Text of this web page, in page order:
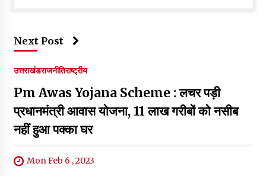
Next Post
उत्तराखंडराजनीतिराष्ट्रीय
Pm Awas Yojana Scheme : लचर पड़ी
प्रधानमंत्री आवास योजना, 11 लाख गरीबों को नसीब
नहीं हुआ पक्का घर
Mon Feb 6 , 2023